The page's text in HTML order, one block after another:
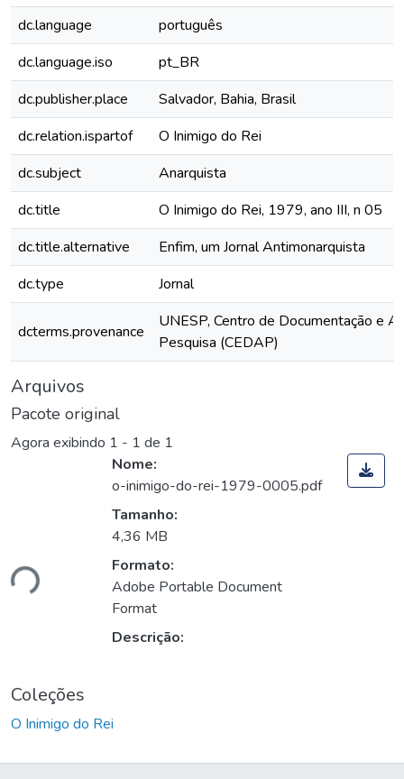
dc.language
português
dc.language.iso
pt_BR
dc.publisher.place
Salvador, Bahia, Brasil
dc.relation.ispartof
O Inimigo do Rei
dc.subject
Anarquista
dc.title
O Inimigo do Rei, 1979, ano III, n 05
dc.title.alternative
Enfim, um Jornal Antimonarquista
dc.type
Jornal
dcterms.provenance
UNESP, Centro de Documentação e
Pesquisa (CEDAP)
Arquivos
Pacote original
Agora exibindo 1 - 1 de 1
Nome:
o-inimigo-do-rei-1979-0005.pdf
Tamanho:
4,36 MB
Formato:
Adobe Portable Document
Format
Descrição:
Coleções
O Inimigo do Rei